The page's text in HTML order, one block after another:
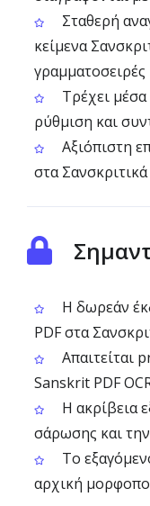
Σταθερή
κείμενα
Τρέχει
ρύθμιση και
Αξιόπιστη
στα
Η δωρεάν
PDF στα
Απαιτείται
Sanskrit PDF
Η ακρίβεια
σάρωσης και
Το
αρχική